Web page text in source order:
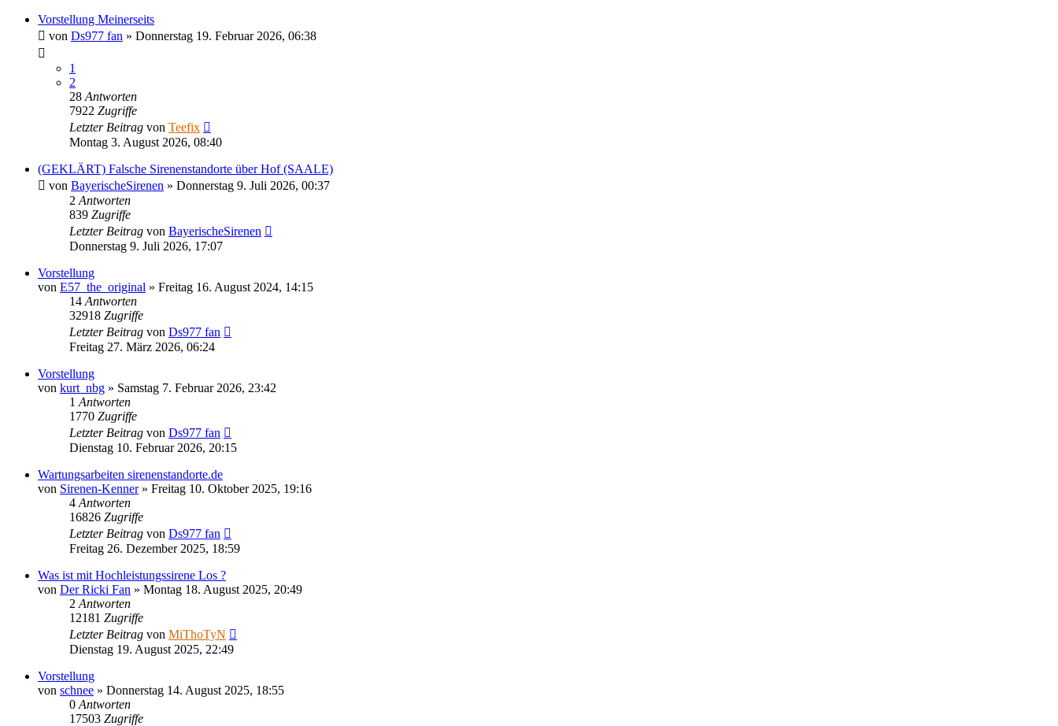
Vorstellung Meinerseits
von Ds977 fan » Donnerstag 19. Februar 2026, 06:38
1
2
28 Antworten
7922 Zugriffe
Letzter Beitrag von Teefix
Montag 3. August 2026, 08:40
(GEKLÄRT) Falsche Sirenenstandorte über Hof (SAALE)
von BayerischeSirenen » Donnerstag 9. Juli 2026, 00:37
2 Antworten
839 Zugriffe
Letzter Beitrag von BayerischeSirenen
Donnerstag 9. Juli 2026, 17:07
Vorstellung
von E57_the_original » Freitag 16. August 2024, 14:15
14 Antworten
32918 Zugriffe
Letzter Beitrag von Ds977 fan
Freitag 27. März 2026, 06:24
Vorstellung
von kurt_nbg » Samstag 7. Februar 2026, 23:42
1 Antworten
1770 Zugriffe
Letzter Beitrag von Ds977 fan
Dienstag 10. Februar 2026, 20:15
Wartungsarbeiten sirenenstandorte.de
von Sirenen-Kenner» Freitag 10. Oktober 2025, 19:16
4 Antworten
16826 Zugriffe
Letzter Beitrag von Ds977 fan
Freitag 26. Dezember 2025, 18:59
Was ist mit Hochleistungssirene Los ?
von Der Ricki Fan » Montag 18. August 2025, 20:49
2 Antworten
12181 Zugriffe
Letzter Beitrag von MiThoTyN
Dienstag 19. August 2025, 22:49
Vorstellung
von schnee » Donnerstag 14. August 2025, 18:55
0 Antworten
17503 Zugriffe